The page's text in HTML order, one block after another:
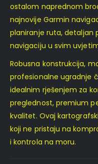
ostalom naprednom
najnovije Garmin
planiranje ruta, detaljan
navigaciju u svim
Robusna konstrukcija,
profesionalne ugradnje
idealnim rješenjem za
preglednost, premium
kvalitet. Ovaj
koji ne pristaju na
i kontrola na moru.